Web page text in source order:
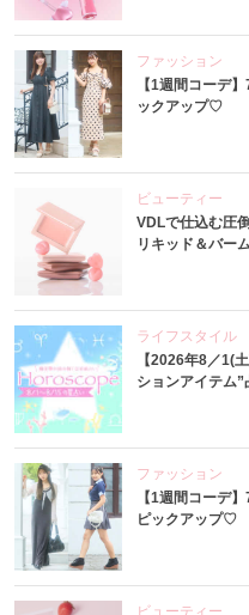
ファッション
【1週間コーデ
ックアップ♡
ビューティー
VDLで仕込む圧
リキッド＆バー
ライフスタイル
【2026年8／1(
ションアイテム
ファッション
【1週間コーデ
ピックアップ♡